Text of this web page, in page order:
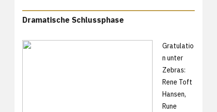
Dramatische Schlussphase
Gratulatio
n unter
Zebras:
Rene Toft
Hansen,
Rune